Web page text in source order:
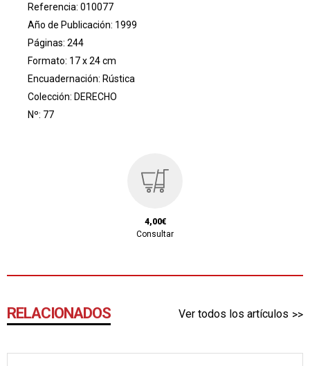
Referencia: 010077
Año de Publicación: 1999
Páginas: 244
Formato: 17 x 24 cm
Encuadernación: Rústica
Colección: DERECHO
Nº: 77
4,00€
Consultar
RELACIONADOS Ver todos los artículos